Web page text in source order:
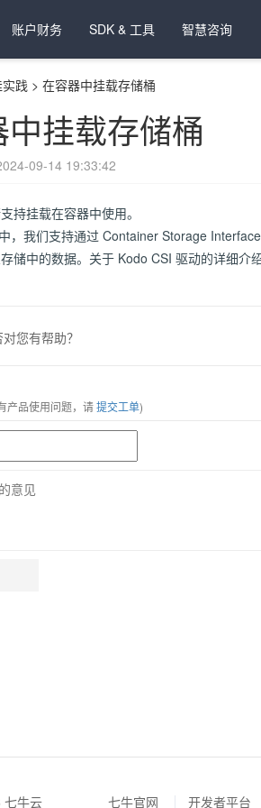
账户财务 SDK & 工具 智慧咨询
践 > 在容器中挂载存储桶
挂载存储桶
09-14 19:33:42
持挂载在容器中使用。
，我们支持通过 Container Storage
储中的数据。关于 Kodo CSI 驱动的详细介
您有帮助？
产品使用问题，请提交工单)
牛云 七牛官网 开发者平台